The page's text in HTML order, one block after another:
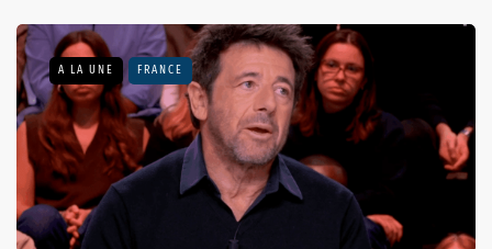
A LA UNE FRANCE